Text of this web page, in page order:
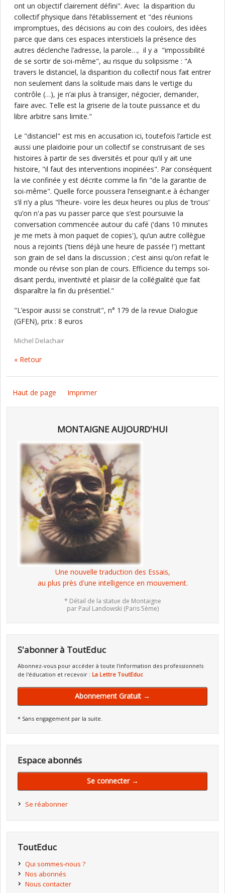
ont un objectif clairement défini". Avec la disparition du
collectif physique dans l’établissement et "des réunions
impromptues, des décisions au coin des couloirs, des idées
parce que dans ces espaces intersticiels la présence des
autres déclenche l’adresse, la parole…, il y a "impossibilité
de se sortir de soi-même", au risque du solipsisme : "A
travers le distanciel, la disparition du collectif nous fait entrer
non seulement dans la solitude mais dans le vertige du
contrôle (…), je n’ai plus à transiger, négocier, demander,
faire avec. Telle est la griserie de la toute puissance et du
libre arbitre sans limite."
Le "distanciel" est mis en accusation ici, toutefois l’article est
aussi une plaidoirie pour un collectif se construisant de ses
histoires à partir de ses diversités et pour qu’il y ait une
histoire, "il faut des interventions inopinées". Par conséquent
la vie confinée y est décrite comme la fin "de la garantie de
soi-même". Quelle force poussera l’enseignant.e à échanger
s’il n’y a plus "l’heure- voire les deux heures ou plus de ‘trous’
qu’on n'a pas vu passer parce que s’est poursuivie la
conversation commencée autour du café ('dans 10 minutes
je me mets à mon paquet de copies'), qu’un autre collègue
nous a rejoints ('tiens déjà une heure de passée !') mettant
son grain de sel dans la discussion ; c’est ainsi qu’on refait le
monde ou révise son plan de cours. Efficience du temps soi-
disant perdu, inventivité et plaisir de la collégialité que fait
disparaître la fin du présentiel."
"L’espoir aussi se construit", n° 179 de la revue Dialogue
(GFEN), prix : 8 euros
Michel Delachair
« Retour
Haut de page Imprimer
MONTAIGNE AUJOURD'HUI
Une nouvelle traduction des Essais,
au plus près d'une intelligence en mouvement.
* Détail de la statue de Montaigne
par Paul Landowski (Paris 5ème)
S'abonner à ToutEduc
Abonnez-vous pour accéder à toute l'information des professionnels
de l'éducation et recevoir : La Lettre ToutEduc
Abonnement Gratuit →
* Sans engagement par la suite.
Espace abonnés
Se connecter →
Se réabonner
ToutEduc
Qui sommes-nous ?
Nos abonnés
Nous contacter